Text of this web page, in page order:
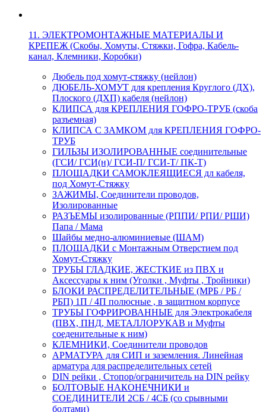
11. ЭЛЕКТРОМОНТАЖНЫЕ МАТЕРИАЛЫ И
КРЕПЕЖ (Скобы, Хомуты, Стяжки, Гофра, Кабель-
канал, Клемники, Коробки)
Дюбель под хомут-стяжку (нейлон)
ДЮБЕЛЬ-ХОМУТ для крепления Круглого (ДХ),
Плоского (ДХП) кабеля (нейлон)
КЛИПСА для КРЕПЛЕНИЯ ГОФРО-ТРУБ (скоба
разъемная)
КЛИПСА С ЗАМКОМ для КРЕПЛЕНИЯ ГОФРО-
ТРУБ
ГИЛЬЗЫ ИЗОЛИРОВАННЫЕ соединительные
(ГСИ/ ГСИ(н)/ ГСИ-П/ ГСИ-Т/ ПК-Т)
ПЛОЩАДКИ САМОКЛЕЯЩИЕСЯ дл кабеля,
под Хомут-Стяжку
ЗАЖИМЫ, Соединители проводов,
Изолированные
РАЗЪЕМЫ изолированные (РППИ/ РПИ/ РШИ)
Папа / Мама
Шайбы медно-алюминиевые (ШАМ)
ПЛОЩАДКИ с Монтажным Отверстием под
Хомут-Стяжку
ТРУБЫ ГЛАДКИЕ, ЖЕСТКИЕ из ПВХ и
Аксессуары к ним (Уголки , Муфты , Тройники)
БЛОКИ РАСПРЕДЕЛИТЕЛЬНЫЕ (МРБ / РБ /
РБП) 1П / 4П полюсные , в защитном корпусе
ТРУБЫ ГОФРИРОВАННЫЕ для Электрокабеля
(ПВХ, ПНД, МЕТАЛЛОРУКАВ и Муфты
соеденительные к ним)
КЛЕМНИКИ, Соединители проводов
АРМАТУРА для СИП и заземления. Линейная
арматура для распределительных сетей
DIN рейки , Стопор/ограничитель на DIN рейку
БОЛТОВЫЕ НАКОНЕЧНИКИ и
СОЕДИНИТЕЛИ 2СБ / 4СБ (со срывными
болтами)